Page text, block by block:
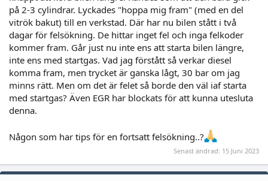
på 2-3 cylindrar. Lyckades "hoppa mig fram" (med en del
vitrök bakut) till en verkstad. Där har nu bilen stått i två
dagar för felsökning. De hittar inget fel och inga felkoder
kommer fram. Går just nu inte ens att starta bilen längre,
inte ens med startgas. Vad jag förstått så verkar diesel
komma fram, men trycket är ganska lågt, 30 bar om jag
minns rätt. Men om det är felet så borde den väl iaf starta
med startgas? Även EGR har blockats för att kunna utesluta
denna.
Någon som har tips för en fortsatt felsökning..?
Senast ändrad: 15 Juni 2023